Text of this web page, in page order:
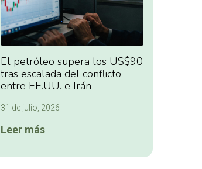
El petróleo supera los US$90
tras escalada del conflicto
entre EE.UU. e Irán
31 de julio, 2026
Leer más